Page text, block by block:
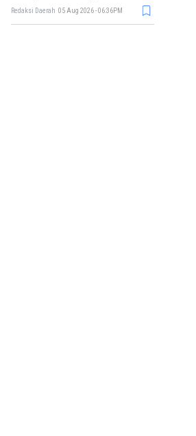
Penjelasan Ilmu Ekonomi
Redaksi Daerah 05 Aug 2026 - 06:36PM